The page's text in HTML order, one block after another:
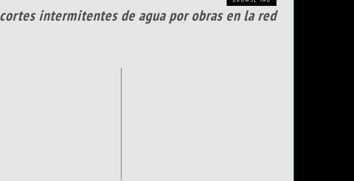
intermitentes de agua por obras en la red